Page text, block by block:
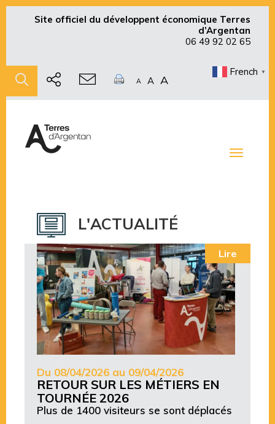
Site officiel du développent économique Terres
d’Argentan
06 49 92 02 65
A A A
French ▼
Toggle
L'ACTUALITÉ
Lire
Du 08/04/2026 au 09/04/2026
RETOUR SUR LES MÉTIERS EN
TOURNÉE 2026
Plus de 1400 visiteurs se sont déplacés